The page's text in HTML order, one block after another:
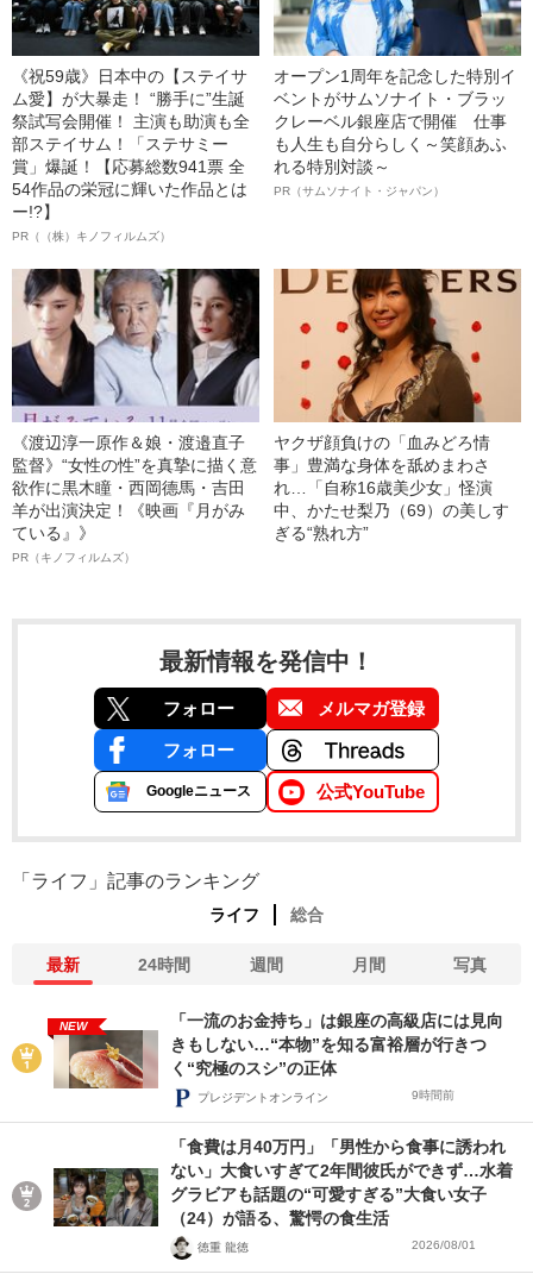
《祝59歳》日本中の【ステイサ
ム愛】が大暴走！ “勝手に”生誕
祭試写会開催！ 主演も助演も全
部ステイサム！「ステサミー
賞」爆誕！【応募総数941票 全
54作品の栄冠に輝いた作品とは
ー!?】
PR（（株）キノフィルムズ）
オープン1周年を記念した特別イ
ベントがサムソナイト・ブラッ
クレーベル銀座店で開催 仕事
も人生も自分らしく～笑顔あふ
れる特別対談～
PR（サムソナイト・ジャパン）
《渡辺淳一原作＆娘・渡邉直子
監督》“女性の性”を真摯に描く意
欲作に黒木瞳・西岡德馬・吉田
羊が出演決定！《映画『月がみ
ている』》
PR（キノフィルムズ）
ヤクザ顔負けの「血みどろ情
事」豊満な身体を舐めまわさ
れ…「自称16歳美少女」怪演
中、かたせ梨乃（69）の美しす
ぎる“熟れ方”
最新情報を発信中！
フォロー メルマガ登録
フォロー
Googleニュース 公式YouTube
「ライフ」記事のランキング
ライフ 総合
最新 24時間 週間 月間 写真
NEW
「一流のお金持ち」は銀座の高級店には見向
きもしない…“本物”を知る富裕層が行きつ
く“究極のスシ”の正体
プレジデントオンライン 9時間前
「食費は月40万円」「男性から食事に誘われ
ない」大食いすぎて2年間彼氏ができず…水着
グラビアも話題の“可愛すぎる”大食い女子
（24）が語る、驚愕の食生活
徳重 龍徳 2026/08/01